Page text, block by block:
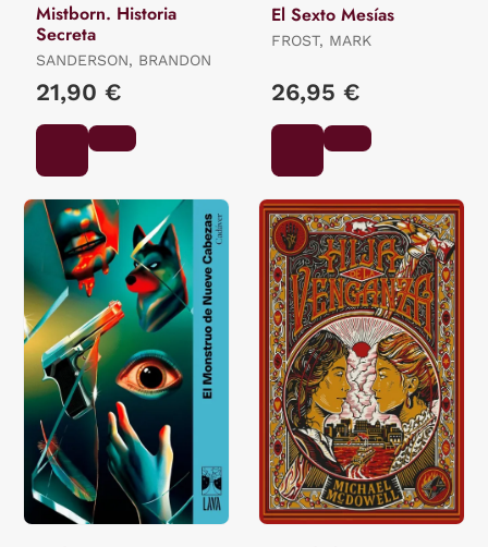
Mistborn. Historia
Secreta
SANDERSON, BRANDON
21,90 €
El Sexto Mesías
FROST, MARK
26,95 €